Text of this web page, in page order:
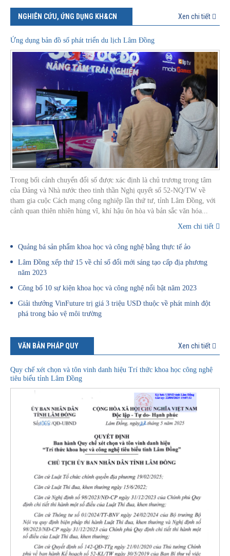
NGHIÊN CỨU, ỨNG DỤNG KH&CN Xen chi tiết
Ứng dụng bản đồ số phát triển du lịch Lâm Đồng
Trong bối cảnh chuyển đổi số được xác định là chủ trương trọng tâm
của Đảng và Nhà nước theo tinh thần Nghị quyết số 52-NQ/TW về
tham gia cuộc Cách mạng công nghiệp lần thứ tư, tỉnh Lâm Đồng, với
cảnh quan thiên nhiên hùng vĩ, khí hậu ôn hòa và bản sắc văn hóa...
Xem chi tiết
Quảng bá sản phẩm khoa học và công nghệ bằng thực tế ảo
Lâm Đồng xếp thứ 15 về chỉ số đổi mới sáng tạo cấp địa phương
năm 2023
Công bố 10 sự kiện khoa học và công nghệ nổi bật năm 2023
Giải thưởng VinFuture trị giá 3 triệu USD thuộc về phát minh đột
phá trong bảo vệ môi trường
VĂN BẢN PHÁP QUY Xen chi tiết
Quy chế xét chọn và tôn vinh danh hiệu Trí thức khoa học công nghệ
tiêu biểu tỉnh Lâm Đồng